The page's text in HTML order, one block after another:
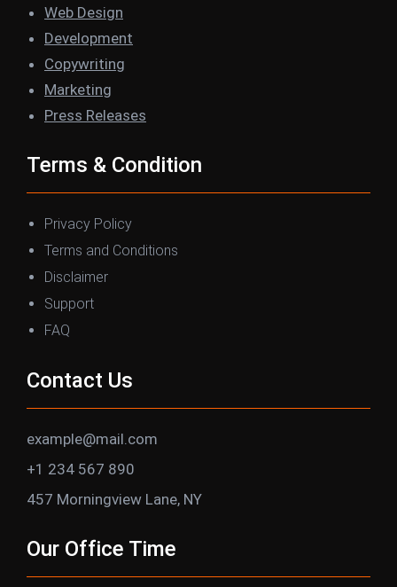
o
o
k
e
r
d
I
n
r
Web Design
Development
Copywriting
Marketing
Press Releases
Terms & Condition
Privacy Policy
Terms and Conditions
Disclaimer
Support
FAQ
Contact Us
example@mail.com
+1 234 567 890
457 Morningview Lane, NY
Our Office Time